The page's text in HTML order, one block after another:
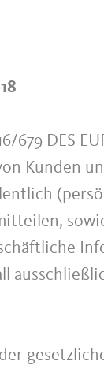
679 DES
Kunden